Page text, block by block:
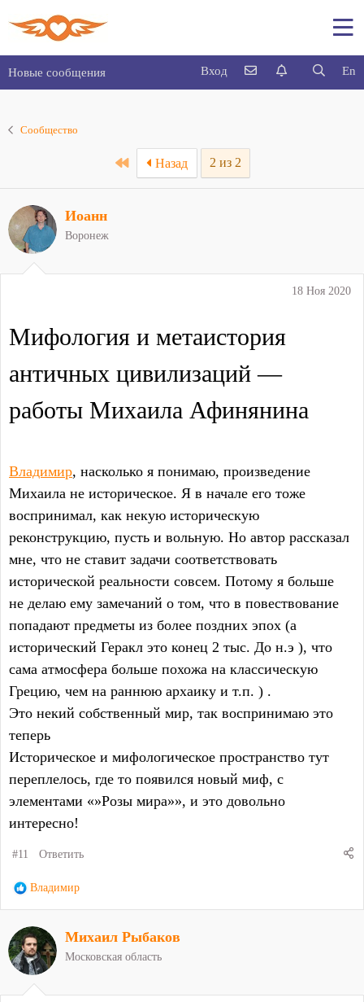
Новые сообщения En
Вход
Сообщество
First Назад 2 из 2
18 Ноя 2020
Мифология и метаистория
античных цивилизаций —
работы Михаила Афинянина
Владимир, насколько я понимаю, произведение
Михаила не историческое. Я в начале его тоже
воспринимал, как некую историческую
реконструкцию, пусть и вольную. Но автор рассказал
мне, что не ставит задачи соответствовать
исторической реальности совсем. Потому я больше
не делаю ему замечаний о том, что в повествование
попадают предметы из более поздних эпох (а
исторический Геракл это конец 2 тыс. До н.э ), что
сама атмосфера больше похожа на классическую
Грецию, чем на раннюю архаику и т.п. ) .
Это некий собственный мир, так воспринимаю это
теперь
Историческое и мифологическое пространство тут
переплелось, где то появился новый миф, с
элементами «»Розы мира»», и это довольно
интересно!
#11 Ответить
Р
к
ц
и
Владимир
Иоанн
Воронеж
Михаил Рыбаков
Московская область